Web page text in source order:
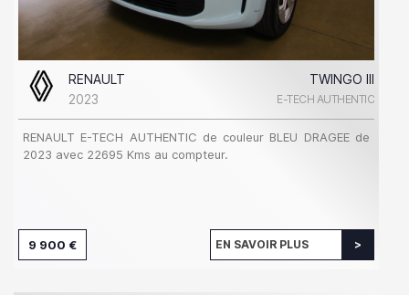
RENAULT
TWINGO III
2023
E-TECH AUTHENTIC
RENAULT E-TECH AUTHENTIC de couleur BLEU DRAGEE de
2023 avec 22695 Kms au compteur.
9 900 € EN SAVOIR PLUS